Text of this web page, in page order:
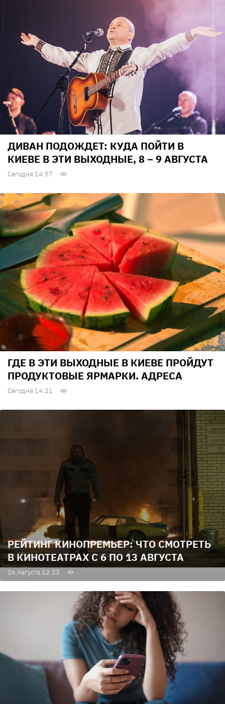
ДИВАН ПОДОЖДЕТ: КУДА ПОЙТИ В
КИЕВЕ В ЭТИ ВЫХОДНЫЕ, 8 – 9 АВГУСТА
Сегодня 14:57
ГДЕ В ЭТИ ВЫХОДНЫЕ В КИЕВЕ ПРОЙДУТ
ПРОДУКТОВЫЕ ЯРМАРКИ. АДРЕСА
Сегодня 14:21
РЕЙТИНГ КИНОПРЕМЬЕР: ЧТО СМОТРЕТЬ
В КИНОТЕАТРАХ С 6 ПО 13 АВГУСТА
06 Августа 12:23